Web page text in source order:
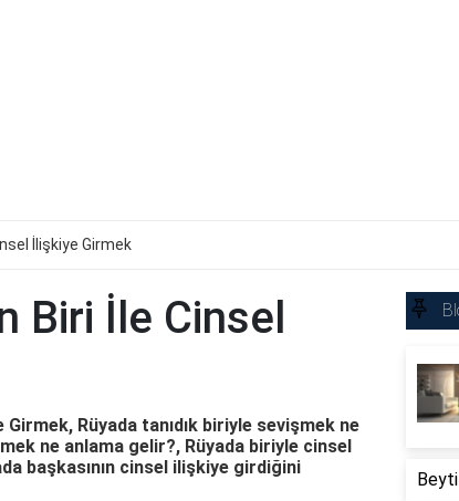
İlişkiye Girmek
Biri İle Cinsel
Girmek, Rüyada tanıdık biriyle sevişmek ne
ne anlama gelir?, Rüyada biriyle cinsel
başkasının cinsel ilişkiye girdiğini
Beyti